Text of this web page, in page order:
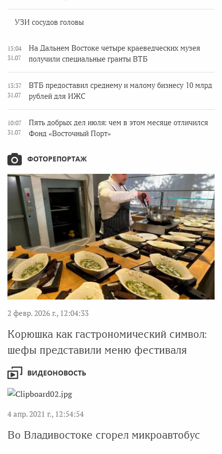
УЗИ сосудов головы
15:04
31.07
На Дальнем Востоке четыре краеведческих музея
получили специальные гранты ВТБ
13:37
31.07
ВТБ предоставил среднему и малому бизнесу 10 млрд
рублей для ИЖС
10:07
31.07
Пять добрых дел июля: чем в этом месяце отличился
Фонд «Восточный Порт»
ФОТОРЕПОРТАЖ
2 февр. 2026 г., 12:04:33
Корюшка как гастрономический символ:
шефы представили меню фестиваля
ВИДЕОНОВОСТЬ
4 апр. 2021 г., 12:54:54
Во Владивостоке сгорел микроавтобус